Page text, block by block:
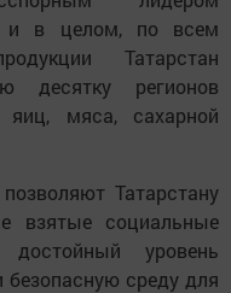
и в целом, по всем
Татарстан
десятку регионов
яиц, мяса, сахарной
Татарстану
взятые социальные
достойный уровень
среду для